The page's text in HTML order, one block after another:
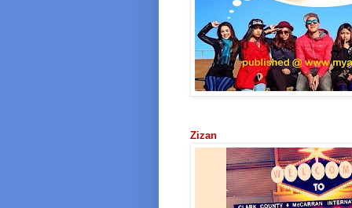
Zizan